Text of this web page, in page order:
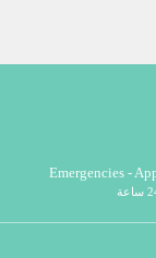
Emergencies -